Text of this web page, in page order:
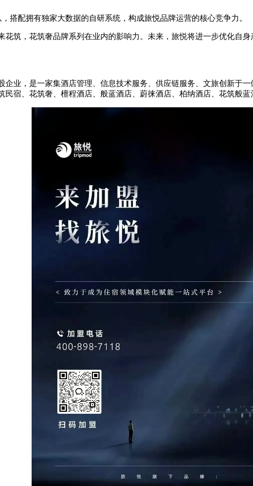
配拥有独家大数据的自研系统，构成旅悦品牌运营的核心竞争力。
，花筑奢品牌系列在业内的影响力。未来，旅悦将进一步优化自
业，是一家集酒店管理、信息技术服务、供应链服务、文旅创新于
宿、花筑奢、檀程酒店、般蓝酒店、蔚徕酒店、柏纳酒店、花筑般蓝